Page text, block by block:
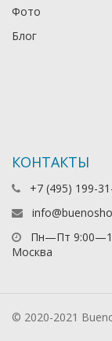
Фото
Блог
КОНТАКТЫ
+7 (495) 199-
Пн—Пт
Москва
© 2020-2021